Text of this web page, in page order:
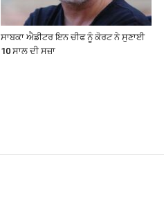
ਸਾਬਕਾ ਐਡੀਟਰ ਇਨ ਚੀਫ ਨੂੰ ਕੋਰਟ ਨੇ ਸੁਣਾਈ
10 ਸਾਲ ਦੀ ਸਜ਼ਾ